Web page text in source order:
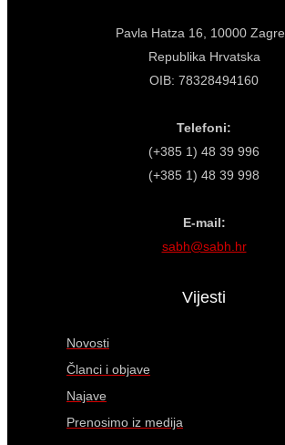
Pavla Hatza 16, 10000
Republika Hrvatska
OIB: 78328494160
Telefoni:
(+385 1) 48 39 996
(+385 1) 48 39 998
E-mail:
sabh@sabh.hr
Vijesti
Novosti
Članci i objave
Najave
Prenosimo iz medija